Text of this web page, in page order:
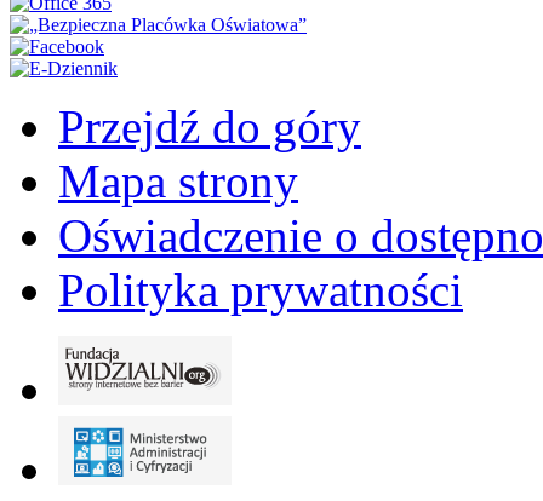
Przejdź do góry
Mapa strony
Oświadczenie o
Polityka prywatności